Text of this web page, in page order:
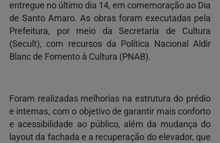
entregue no último dia 14, em comemoração ao Dia
de Santo Amaro. As obras foram executadas pela
Prefeitura, por meio da Secretaria de Cultura
(Secult), com recursos da Política Nacional Aldir
Blanc de Fomento à Cultura (PNAB).
Foram realizadas melhorias na estrutura do prédio
e internas, com o objetivo de garantir mais conforto
e acessibilidade ao público, além da mudança do
layout da fachada e a recuperação do elevador, que